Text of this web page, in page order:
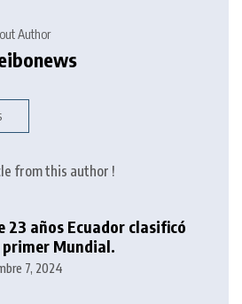
Author
from this author !
23 años Ecuador clasificó
primer Mundial.
7, 2024